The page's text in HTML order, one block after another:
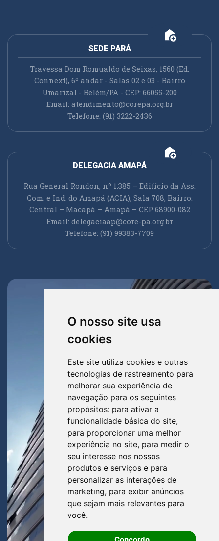
O nosso site usa
cookies
Este site utiliza cookies e outras
tecnologias de rastreamento para
melhorar sua experiência de
navegação para os seguintes
propósitos: para ativar a
funcionalidade básica do site,
para proporcionar uma melhor
experiência no site, para medir o
seu interesse nos nossos
produtos e serviços e para
personalizar as interações de
marketing, para exibir anúncios
que sejam mais relevantes para
você.
add_home
SEDE PARÁ
Travessa Dom Romualdo de Seixas, 1560 (Ed.
Connext), 6º andar - Salas 02 e 03 - Bairro
Umarizal - Belém/PA - CEP: 66055-200
Email: atendimento@corepa.org.br
Telefone: (91) 3222-2436
add_home
DELEGACIA AMAPÁ
Rua General Rondon, nº 1.385 – Edifício da Ass.
Com. e Ind. do Amapá (ACIA), Sala 708, Bairro:
Central – Macapá – Amapá – CEP 68900-082
Email: delegaciaap@core-pa.org.br
Telefone: (91) 99383-7709